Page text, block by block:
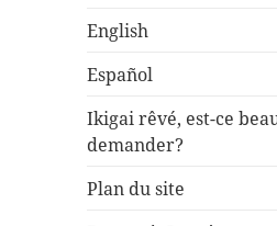
English
Español
Ikigai rêvé, est-ce
demander?
Plan du site